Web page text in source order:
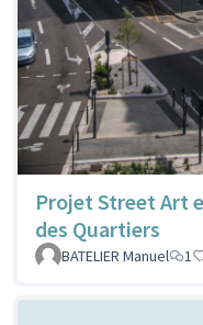
Projet Street Art
des Quartiers
BATELIER Manuel
1